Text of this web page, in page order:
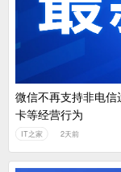
微信不再支持非电
卡等经营行为
IT之家 2天前